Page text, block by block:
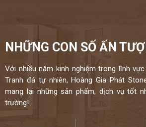
NHỮNG CON SỐ ẤN
Với nhiều năm kinh nghiệm trong lĩnh
Tranh đá tự nhiên, Hoàng Gia Phát
mang lại những sản phẩm, dịch vụ tốt
trường!